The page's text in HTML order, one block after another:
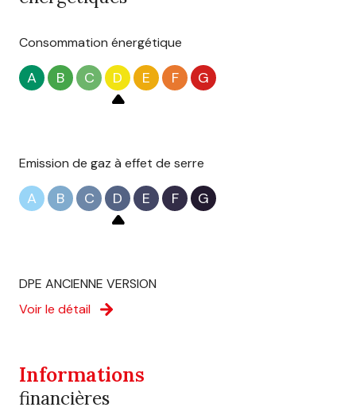
Consommation énergétique
A B C D E F G
Emission de gaz à effet de serre
A B C D E F G
DPE ANCIENNE VERSION
Voir le détail
Informations
financières